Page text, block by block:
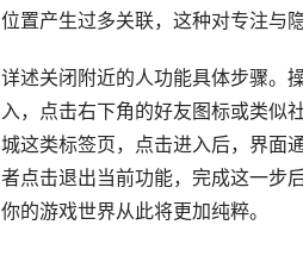
位置产生过多关联，这种对专注与
详述关闭附近的人功能具体步骤。
入，点击右下角的好友图标或类似
城这类标签页，点击进入后，界面
者点击退出当前功能，完成这一步
你的游戏世界从此将更加纯粹。